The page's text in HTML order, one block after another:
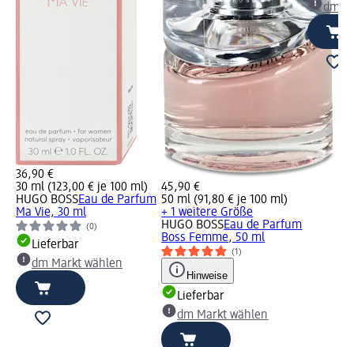
36,90 €
30 ml (123,00 € je 100 ml)
HUGO BOSSEau de Parfum
Ma Vie, 30 ml
(0)
Lieferbar
dm Markt wählen
45,90 €
50 ml (91,80 € je 100 ml)
+ 1 weitere Größe
HUGO BOSSEau de Parfum
Boss Femme, 50 ml
(1)
Hinweise
Lieferbar
dm Markt wählen
dm